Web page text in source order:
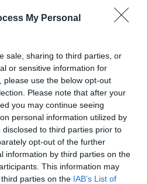
My Personal
sale, sharing to third parties, or
or sensitive information for
please use the below opt-out
Please note that after your
you may continue seeing
personal information utilized by
to third parties prior to
opt-out of the further
information by third parties on the
This information may
parties on the IAB’s List of
temu
#polityka batyra